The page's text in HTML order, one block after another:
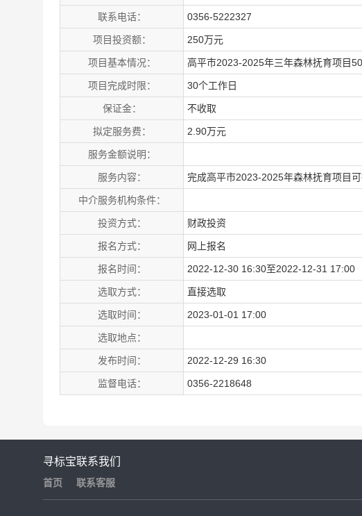
联系电话： 0356-5222327
项目投资额： 250万元
项目基本情况： 高平市2023-2025年三年森林抚育项目
项目完成时限： 30个工作日
保证金： 不收取
拟定服务费： 2.90万元
服务金额说明：
服务内容： 完成高平市2023-2025年森林抚育项目
中介服务机构条件：
投资方式： 财政投资
报名方式： 网上报名
报名时间： 2022-12-30 16:30至2022-12-31 17:00
选取方式： 直接选取
选取时间： 2023-01-01 17:00
选取地点：
发布时间： 2022-12-29 16:30
监督电话： 0356-2218648
寻标宝
首页
联系我们
联系客服